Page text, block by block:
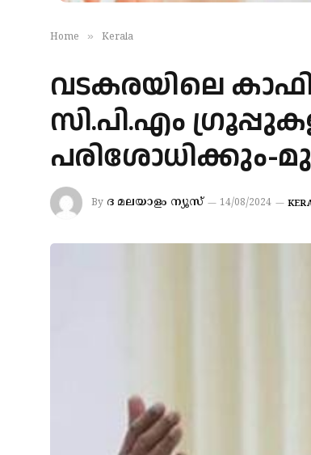
Home » Kerala
വടകരയിലെ
സി.പി.എം
പരിശോധിക്കും-
By ദ മലയാളം ന്യൂസ് 14/08/2024